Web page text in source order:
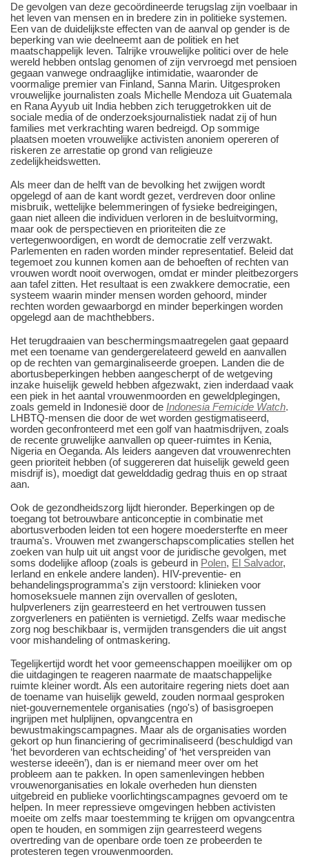
De gevolgen van deze gecoördineerde terugslag zijn voelbaar in
het leven van mensen en in bredere zin in politieke systemen.
Een van de duidelijkste effecten van de aanval op gender is de
beperking van wie deelneemt aan de politiek en het
maatschappelijk leven. Talrijke vrouwelijke politici over de hele
wereld hebben ontslag genomen of zijn vervroegd met pensioen
gegaan vanwege ondraaglijke intimidatie, waaronder de
voormalige premier van Finland, Sanna Marin. Uitgesproken
vrouwelijke journalisten zoals Michelle Mendoza uit Guatemala
en Rana Ayyub uit India hebben zich teruggetrokken uit de
sociale media of de onderzoeksjournalistiek nadat zij of hun
families met verkrachting waren bedreigd. Op sommige
plaatsen moeten vrouwelijke activisten anoniem opereren of
riskeren ze arrestatie op grond van religieuze
zedelijkheidswetten.
Als meer dan de helft van de bevolking het zwijgen wordt
opgelegd of aan de kant wordt gezet, verdreven door online
misbruik, wettelijke belemmeringen of fysieke bedreigingen,
gaan niet alleen die individuen verloren in de besluitvorming,
maar ook de perspectieven en prioriteiten die ze
vertegenwoordigen, en wordt de democratie zelf verzwakt.
Parlementen en raden worden minder representatief. Beleid dat
tegemoet zou kunnen komen aan de behoeften of rechten van
vrouwen wordt nooit overwogen, omdat er minder pleitbezorgers
aan tafel zitten. Het resultaat is een zwakkere democratie, een
systeem waarin minder mensen worden gehoord, minder
rechten worden gewaarborgd en minder beperkingen worden
opgelegd aan de machthebbers.
Het terugdraaien van beschermingsmaatregelen gaat gepaard
met een toename van gendergerelateerd geweld en aanvallen
op de rechten van gemarginaliseerde groepen. Landen die de
abortusbeperkingen hebben aangescherpt of de wetgeving
inzake huiselijk geweld hebben afgezwakt, zien inderdaad vaak
een piek in het aantal vrouwenmoorden en geweldplegingen,
zoals gemeld in Indonesië door de Indonesia Femicide Watch.
LHBTQ-mensen die door de wet worden gestigmatiseerd,
worden geconfronteerd met een golf van haatmisdrijven, zoals
de recente gruwelijke aanvallen op queer-ruimtes in Kenia,
Nigeria en Oeganda. Als leiders aangeven dat vrouwenrechten
geen prioriteit hebben (of suggereren dat huiselijk geweld geen
misdrijf is), moedigt dat gewelddadig gedrag thuis en op straat
aan.
Ook de gezondheidszorg lijdt hieronder. Beperkingen op de
toegang tot betrouwbare anticonceptie in combinatie met
abortusverboden leiden tot een hogere moedersterfte en meer
trauma's. Vrouwen met zwangerschapscomplicaties stellen het
zoeken van hulp uit uit angst voor de juridische gevolgen, met
soms dodelijke afloop (zoals is gebeurd in Polen, El Salvador,
Ierland en enkele andere landen). HIV-preventie- en
behandelingsprogramma's zijn verstoord: klinieken voor
homoseksuele mannen zijn overvallen of gesloten,
hulpverleners zijn gearresteerd en het vertrouwen tussen
zorgverleners en patiënten is vernietigd. Zelfs waar medische
zorg nog beschikbaar is, vermijden transgenders die uit angst
voor mishandeling of ontmaskering.
Tegelijkertijd wordt het voor gemeenschappen moeilijker om op
die uitdagingen te reageren naarmate de maatschappelijke
ruimte kleiner wordt. Als een autoritaire regering niets doet aan
de toename van huiselijk geweld, zouden normaal gesproken
niet-gouvernementele organisaties (ngo's) of basisgroepen
ingrijpen met hulplijnen, opvangcentra en
bewustmakingscampagnes. Maar als de organisaties worden
gekort op hun financiering of gecriminaliseerd (beschuldigd van
‘het bevorderen van echtscheiding’ of ‘het verspreiden van
westerse ideeën’), dan is er niemand meer over om het
probleem aan te pakken. In open samenlevingen hebben
vrouwenorganisaties en lokale overheden hun diensten
uitgebreid en publieke voorlichtingscampagnes gevoerd om te
helpen. In meer repressieve omgevingen hebben activisten
moeite om zelfs maar toestemming te krijgen om opvangcentra
open te houden, en sommigen zijn gearresteerd wegens
overtreding van de openbare orde toen ze probeerden te
protesteren tegen vrouwenmoorden.